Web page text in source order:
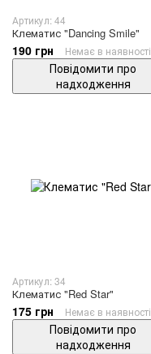
Артикул: 44
Клематис "Dancing Smile"
190 грн Немає в наявності
Повідомити про
надходження
Артикул: 34
Клематис "Red Star"
175 грн Немає в наявності
Повідомити про
надходження